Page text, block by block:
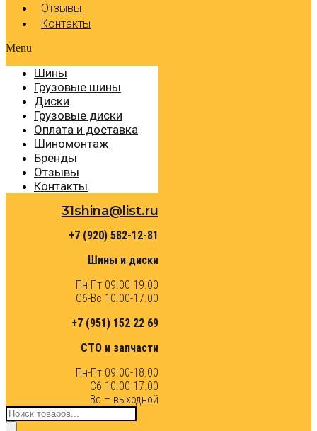
Отзывы
Контакты
Menu
Шины
Грузовые шины
Диски
Грузовые диски
Оплата и доставка
Шиномонтаж
Бренды
Отзывы
Контакты
31shina@list.ru
+7 (920) 582-12-81
Шины и диски
Пн-Пт 09.00-19.00
Сб-Вс 10.00-17.00
+7 (951) 152 22 69
СТО и запчасти
Пн-Пт 09.00-18.00
Сб 10.00-17.00
Вс – выходной
Поиск
товаров